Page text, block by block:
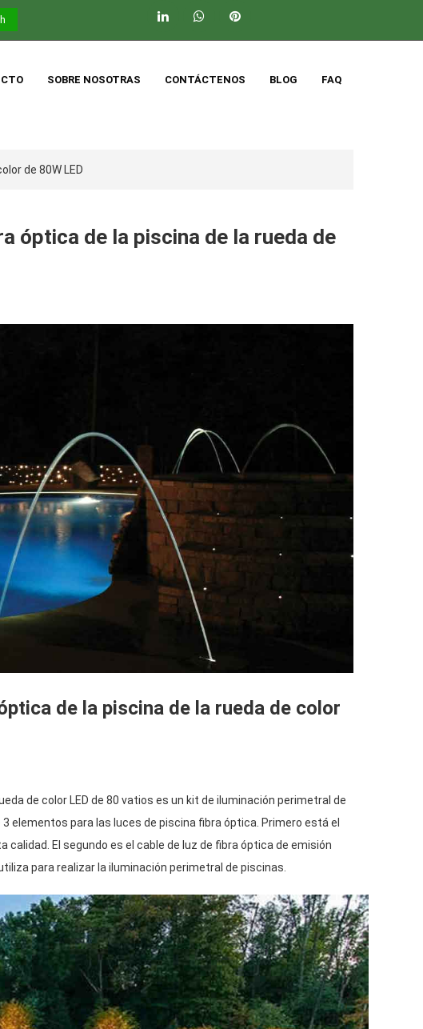
SOBRE NOSOTRAS CONTÁCTENOS BLOG FAQ
de 80W LED
óptica de la piscina de la rueda de
de la piscina de la rueda de color
de color LED de 80 vatios es un kit de iluminación perimetral de
elementos para las luces de piscina fibra óptica . Primero está el
El segundo es el cable de luz de fibra óptica de emisión
para realizar la iluminación perimetral de piscinas.